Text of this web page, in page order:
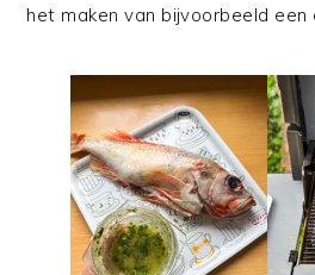
het maken van bijvoorbeeld een